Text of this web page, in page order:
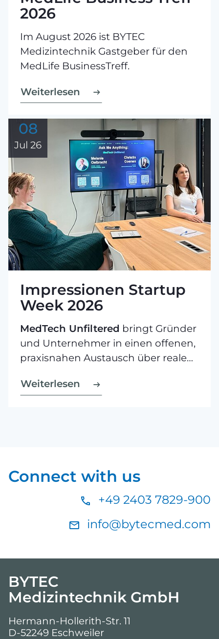
2026
Im August 2026 ist BYTEC
Medizintechnik Gastgeber für den
MedLife BusinessTreff.
Weiterlesen
08
Jul 26
Impressionen Startup
Week 2026
MedTech Unfiltered bringt Gründer
und Unternehmer in einen offenen,
praxisnahen Austausch über reale
und Erfolgsgeschichten in der
Weiterlesen
Connect with us
+49 2403 7829-900
info@bytecmed.com
BYTEC
Medizintechnik GmbH
Hermann-Hollerith-Str. 11
D-52249 Eschweiler